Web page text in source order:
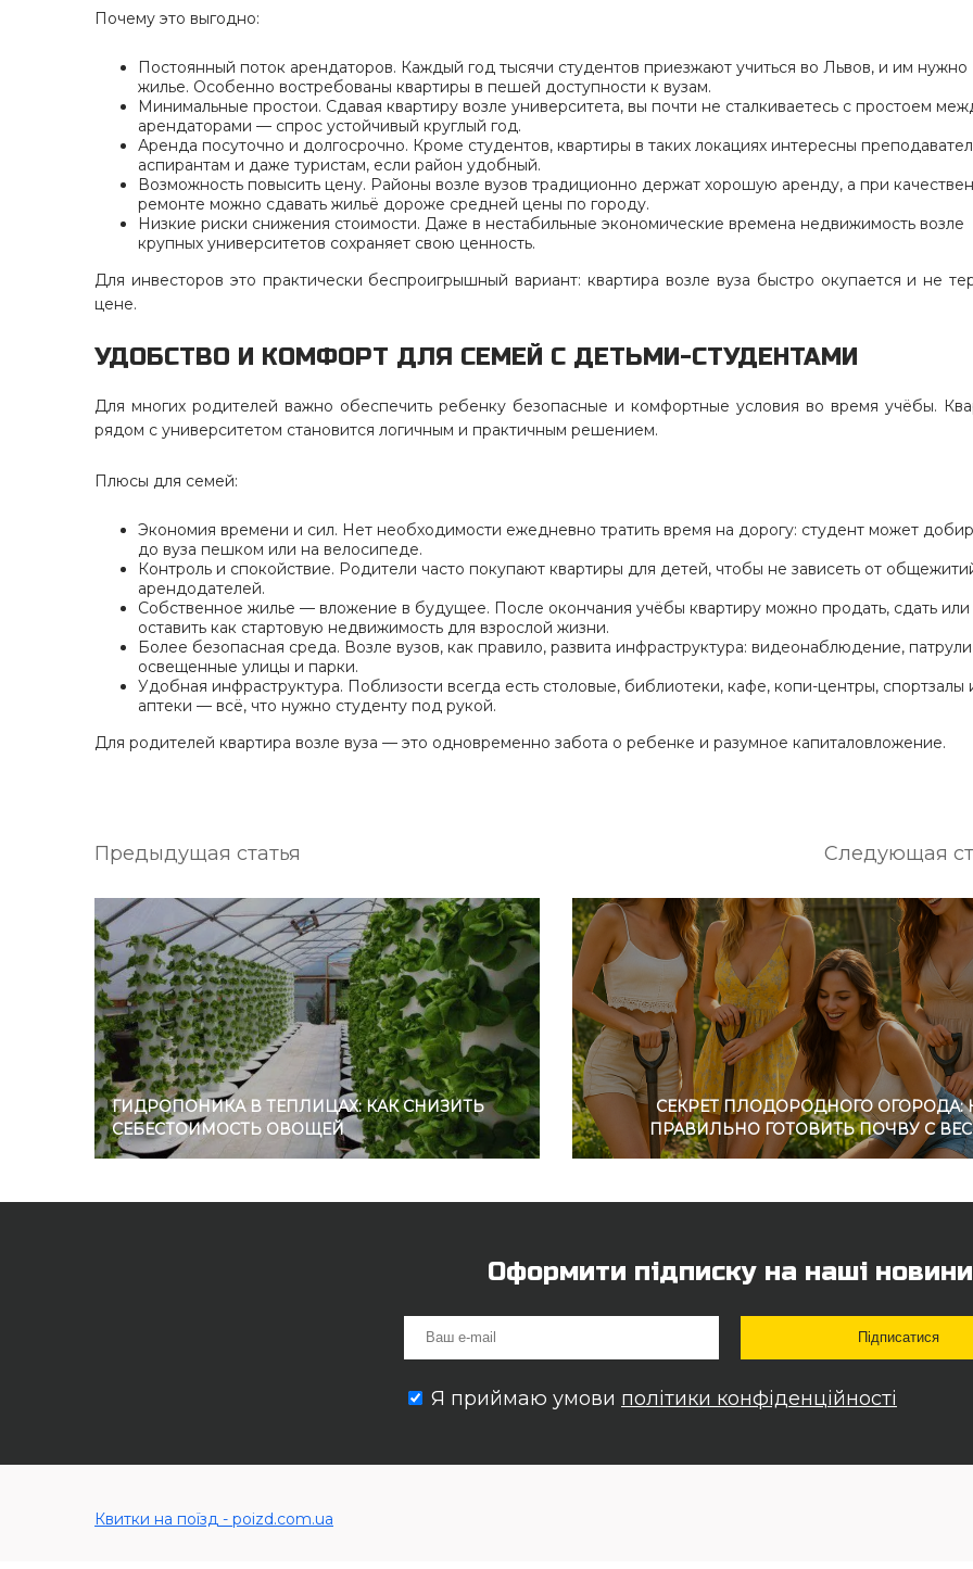
Почему это выгодно:
Постоянный поток арендаторов. Каждый год тысячи студентов приезжают учиться во Львов, и им нужно
жилье. Особенно востребованы квартиры в пешей доступности к вузам.
Минимальные простои. Сдавая квартиру возле университета, вы почти не сталкиваетесь с простоем
арендаторами — спрос устойчивый круглый год.
Аренда посуточно и долгосрочно. Кроме студентов, квартиры в таких локациях интересны
аспирантам и даже туристам, если район удобный.
Возможность повысить цену. Районы возле вузов традиционно держат хорошую аренду, а при
ремонте можно сдавать жильё дороже средней цены по городу.
Низкие риски снижения стоимости. Даже в нестабильные экономические времена недвижимость возле
крупных университетов сохраняет свою ценность.
Для инвесторов это практически беспроигрышный вариант: квартира возле вуза быстро окупается и не
цене.
УДОБСТВО И КОМФОРТ ДЛЯ СЕМЕЙ С ДЕТЬМИ-СТУДЕНТАМИ
Для многих родителей важно обеспечить ребенку безопасные и комфортные условия во время учёбы.
рядом с университетом становится логичным и практичным решением.
Плюсы для семей:
Экономия времени и сил. Нет необходимости ежедневно тратить время на дорогу: студент может
до вуза пешком или на велосипеде.
Контроль и спокойствие. Родители часто покупают квартиры для детей, чтобы не зависеть от
арендодателей.
Собственное жилье — вложение в будущее. После окончания учёбы квартиру можно продать, сдать или
оставить как стартовую недвижимость для взрослой жизни.
Более безопасная среда. Возле вузов, как правило, развита инфраструктура: видеонаблюдение,
освещенные улицы и парки.
Удобная инфраструктура. Поблизости всегда есть столовые, библиотеки, кафе, копи-центры, спортзалы
аптеки — всё, что нужно студенту под рукой.
Для родителей квартира возле вуза — это одновременно забота о ребенке и разумное капиталовложение.
Предыдущая статья
ГИДРОПОНИКА В ТЕПЛИЦАХ: КАК СНИЗИТЬ
СЕБЕСТОИМОСТЬ ОВОЩЕЙ
Следующая
СЕКРЕТ ПЛОДОРОДНОГО ОГОРОДА:
ПРАВИЛЬНО ГОТОВИТЬ ПОЧВУ С
Оформити підписку на наші новини
Я приймаю умови політики конфіденційності
Квитки на поїзд - poizd.com.ua